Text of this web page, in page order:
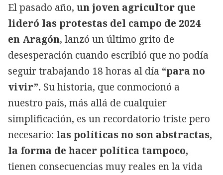
El pasado año, un joven agricultor que
lideró las protestas del campo de 2024
en Aragón, lanzó un último grito de
desesperación cuando escribió que no podía
seguir trabajando 18 horas al día “para no
vivir”. Su historia, que conmocionó a
nuestro país, más allá de cualquier
simplificación, es un recordatorio triste pero
necesario: las políticas no son abstractas,
la forma de hacer política tampoco,
tienen consecuencias muy reales en la vida